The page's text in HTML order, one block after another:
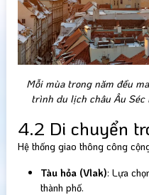
Mỗi mùa trong năm đều
trình du lịch châu Âu
4.2 Di chuyển
Hệ thống giao thông công
Tàu hỏa (Vlak): Lựa
thành phố.